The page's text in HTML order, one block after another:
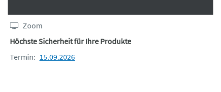
Zoom
Höchste Sicherheit für Ihre Produkte
Termin: 15.09.2026